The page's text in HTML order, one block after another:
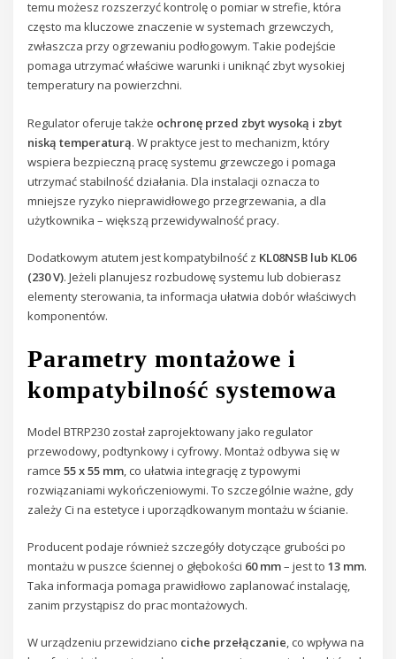
temu możesz rozszerzyć kontrolę o pomiar w strefie, która
często ma kluczowe znaczenie w systemach grzewczych,
zwłaszcza przy ogrzewaniu podłogowym. Takie podejście
pomaga utrzymać właściwe warunki i uniknąć zbyt wysokiej
temperatury na powierzchni.
Regulator oferuje także ochronę przed zbyt wysoką i zbyt
niską temperaturą. W praktyce jest to mechanizm, który
wspiera bezpieczną pracę systemu grzewczego i pomaga
utrzymać stabilność działania. Dla instalacji oznacza to
mniejsze ryzyko nieprawidłowego przegrzewania, a dla
użytkownika – większą przewidywalność pracy.
Dodatkowym atutem jest kompatybilność z KL08NSB lub KL06
(230 V). Jeżeli planujesz rozbudowę systemu lub dobierasz
elementy sterowania, ta informacja ułatwia dobór właściwych
komponentów.
Parametry montażowe i
kompatybilność systemowa
Model BTRP230 został zaprojektowany jako regulator
przewodowy, podtynkowy i cyfrowy. Montaż odbywa się w
ramce55 x 55 mm , co ułatwia integrację z typowymi
rozwiązaniami wykończeniowymi. To szczególnie ważne, gdy
zależy Ci na estetyce i uporządkowanym montażu w ścianie.
Producent podaje również szczegóły dotyczące grubości po
montażu w puszce ściennej o głębokości 60 mm– jest to13 mm.
Taka informacja pomaga prawidłowo zaplanować instalację,
zanim przystąpisz do prac montażowych.
W urządzeniu przewidziano ciche przełączanie, co wpływa na